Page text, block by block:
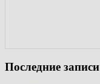
Последние записи